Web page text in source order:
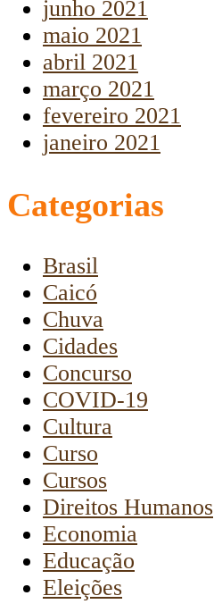
junho 2021
maio 2021
abril 2021
março 2021
fevereiro 2021
janeiro 2021
Categorias
Brasil
Caicó
Chuva
Cidades
Concurso
COVID-19
Cultura
Curso
Cursos
Direitos Humanos
Economia
Educação
Eleições